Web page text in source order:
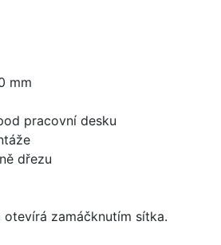
mm
pracovní desku
dřezu
zamáčknutím sítka.